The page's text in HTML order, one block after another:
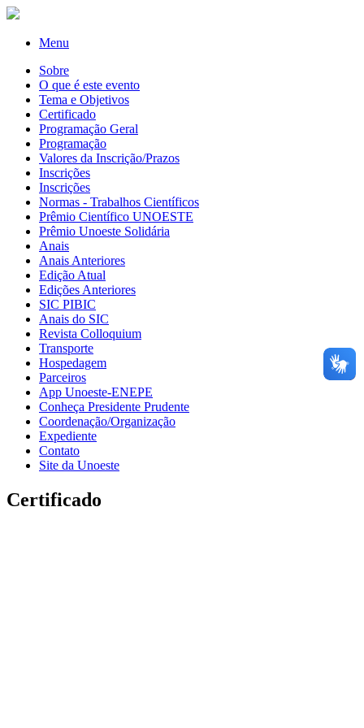
Menu
Sobre
O que é este evento
Tema e Objetivos
Certificado
Programação Geral
Programação
Valores da Inscrição/Prazos
Inscrições
Inscrições
Normas - Trabalhos Científicos
Prêmio Científico UNOESTE
Prêmio Unoeste Solidária
Anais
Anais Anteriores
Edição Atual
Edições Anteriores
SIC PIBIC
Anais do SIC
Revista Colloquium
Transporte
Hospedagem
Parceiros
App Unoeste-ENEPE
Conheça Presidente Prudente
Coordenação/Organização
Expediente
Contato
Site da Unoeste
Certificado